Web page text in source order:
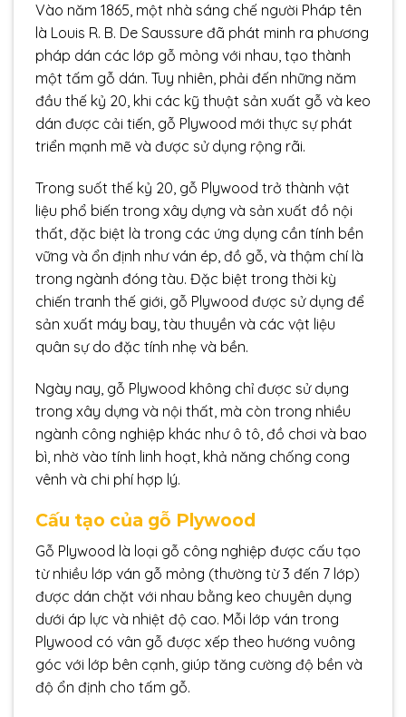
Vào năm 1865, một nhà sáng chế người Pháp tên
là Louis R. B. De Saussure đã phát minh ra phương
pháp dán các lớp gỗ mỏng với nhau, tạo thành
một tấm gỗ dán. Tuy nhiên, phải đến những năm
đầu thế kỷ 20, khi các kỹ thuật sản xuất gỗ và keo
dán được cải tiến, gỗ Plywood mới thực sự phát
triển mạnh mẽ và được sử dụng rộng rãi.
Trong suốt thế kỷ 20, gỗ Plywood trở thành vật
liệu phổ biến trong xây dựng và sản xuất đồ nội
thất, đặc biệt là trong các ứng dụng cần tính bền
vững và ổn định như ván ép, đồ gỗ, và thậm chí là
trong ngành đóng tàu. Đặc biệt trong thời kỳ
chiến tranh thế giới, gỗ Plywood được sử dụng để
sản xuất máy bay, tàu thuyền và các vật liệu
quân sự do đặc tính nhẹ và bền.
Ngày nay, gỗ Plywood không chỉ được sử dụng
trong xây dựng và nội thất, mà còn trong nhiều
ngành công nghiệp khác như ô tô, đồ chơi và bao
bì, nhờ vào tính linh hoạt, khả năng chống cong
vênh và chi phí hợp lý.
Cấu tạo của gỗ Plywood
Gỗ Plywood là loại gỗ công nghiệp được cấu tạo
từ nhiều lớp ván gỗ mỏng (thường từ 3 đến 7 lớp)
được dán chặt với nhau bằng keo chuyên dụng
dưới áp lực và nhiệt độ cao. Mỗi lớp ván trong
Plywood có vân gỗ được xếp theo hướng vuông
góc với lớp bên cạnh, giúp tăng cường độ bền và
độ ổn định cho tấm gỗ.